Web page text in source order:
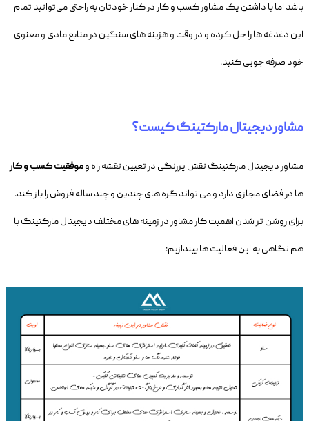
باشد اما با داشتن یک مشاور کسب و کار در کنار خودتان به راحتی می‌توانید تمام
این دغدغه ها را حل کرده و در وقت و هزینه های سنگین در منابع مادی و معنوی
خود صرفه جویی کنید.
مشاور دیجیتال مارکتینگ کیست؟
مشاور دیجیتال مارکتینگ نقش پررنگی در تعیین نقشه راه وموفقیتکسب و کار
ها در فضای مجازی دارد و می تواند گره های چندین و چند ساله فروش را باز کند.
برای روشن تر شدن اهمیت کار مشاور در زمینه های مختلف دیجیتال مارکتینگ با
هم نگاهی به این فعالیت ها بیندازیم: